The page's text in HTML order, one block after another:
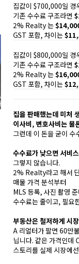
집값이 $700,000일 경
기존 수수료 구조라면
2% Realty 는
GST 포함, 차이는
집값이 $800,000일 경
기존 수수료 구조라면
2% Realty 는
GST 포함, 차이는
집을 판매했는데 미처
이사비, 변호사비는 물
그런데 이 돈을 굳이 수
수수료가 낮으면 서비
그렇지 않습니다.
2% Realty라고 해서
매물 가격 분석부터
MLS 등록, 사진 촬영
수수료는 줄이고, 필요
부동산은 철저하게 시
A 리얼터가 팔면 60만
닙니다. 같은 가격인데
스토리를 실제 시장에